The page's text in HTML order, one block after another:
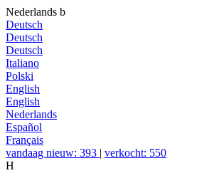
Nederlands b
Deutsch
Deutsch
Deutsch
Italiano
Polski
English
English
Nederlands
Español
Français
vandaag nieuw: 393 | verkocht: 550
H